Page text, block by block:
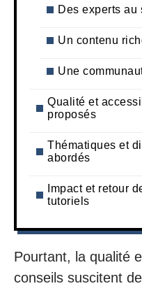
Des experts au
Un contenu
Une
Qualité et
proposés
Thématiques et
abordés
Impact et retour
tutoriels
Pourtant, la qualité
conseils suscitent